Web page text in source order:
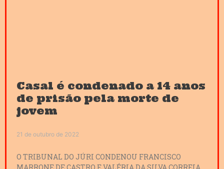
Casal é condenado a 14 anos
de prisão pela morte de
jovem
21 de outubro de 2022
O TRIBUNAL DO JÚRI CONDENOU FRANCISCO